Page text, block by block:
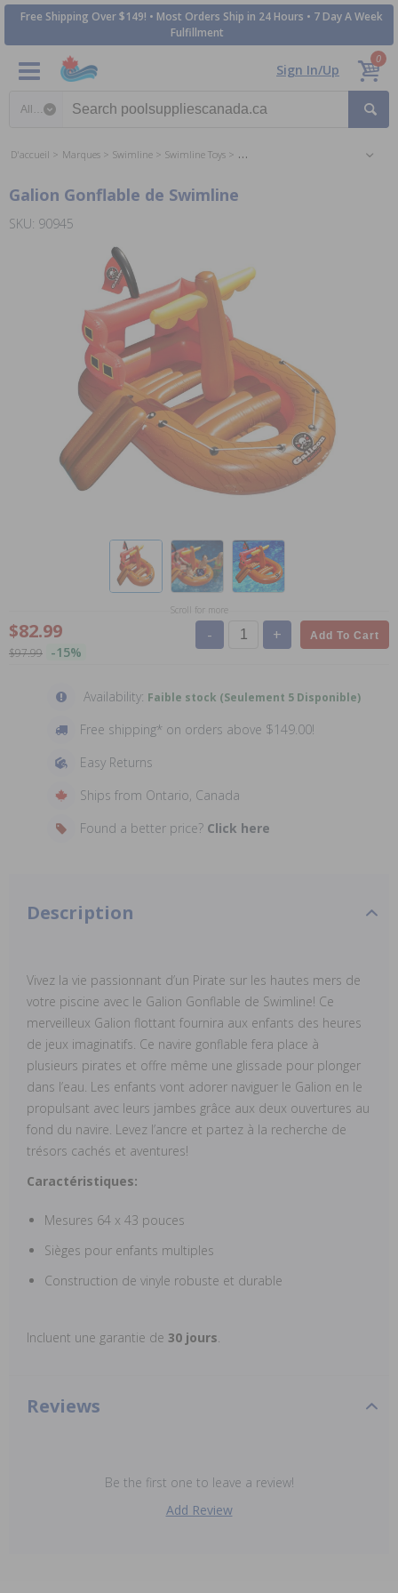
Free Shipping Over $149! • Most Orders Ship in 24 Hours • 7 Day A Week
Fulfillment
Sign In/Up
0
D'accueil Marques Swimline Swimline Toys Swimline Floats and Loungers
Galion Gonflable de Swimline
SKU: 90945
Scroll for more
$82.99
$97.99 -15%
- + Add To Cart
Availability: Faible stock (Seulement 5 Disponible)
Free shipping* on orders above $149.00!
Easy Returns
Ships from Ontario, Canada
Found a better price? Click here
Description
Vivez la vie passionnant d’un Pirate sur les hautes mers de
votre piscine avec le Galion Gonflable de Swimline! Ce
merveilleux Galion flottant fournira aux enfants des heures
de jeux imaginatifs. Ce navire gonflable fera place à
plusieurs pirates et offre même une glissade pour plonger
dans l’eau. Les enfants vont adorer naviguer le Galion en le
propulsant avec leurs jambes grâce aux deux ouvertures au
fond du navire. Levez l’ancre et partez à la recherche de
trésors cachés et aventures!
Caractéristiques:
Mesures 64 x 43 pouces
Sièges pour enfants multiples
Construction de vinyle robuste et durable
Incluent une garantie de 30 jours
Reviews
Be the first one to leave a review!
Add Review